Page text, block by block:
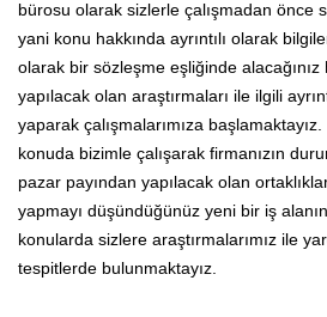
bürosu olarak sizlerle çalışmadan önce
yani konu hakkında ayrıntılı olarak
olarak bir sözleşme eşliğinde
yapılacak olan araştırmaları ile ilgili
yaparak çalışmalarımıza
konuda bizimle çalışarak firmanızın
pazar payından yapılacak olan
yapmayı düşündüğünüz yeni bir iş
konularda sizlere araştırmalarımız ile
tespitlerde bulunmaktayız.